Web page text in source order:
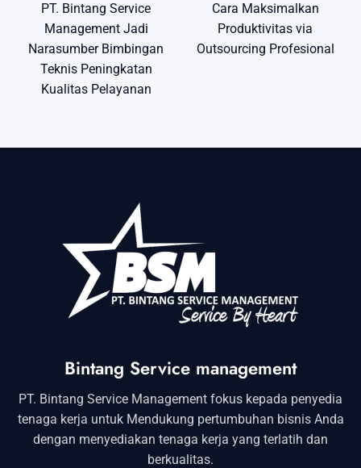
PT. Bintang Service
Management Jadi
Narasumber Bimbingan
Teknis Peningkatan
Kualitas Pelayanan
Cara Maksimalkan
Produktivitas via
Outsourcing Profesional
Bintang Service management
PT. Bintang Service Management fokus kepada penyedia
tenaga kerja untuk Mendukung pertumbuhan bisnis Anda
dengan menyediakan tenaga kerja yang terlatih dan
berkualitas.